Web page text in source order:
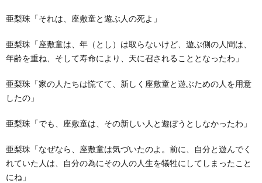
亜梨珠「それは、座敷童と遊ぶ人の死よ」
亜梨珠「座敷童は、年（とし）は取らないけど、遊ぶ側の人間は、
年齢を重ね、そして寿命により、天に召されることとなったわ」
亜梨珠「家の人たちは慌てて、新しく座敷童と遊ぶための人を用意
したの」
亜梨珠「でも、座敷童は、その新しい人と遊ぼうとしなかったわ」
亜梨珠「なぜなら、座敷童は気づいたのよ。前に、自分と遊んでく
れていた人は、自分の為にその人の人生を犠牲にしてしまったこと
にね」